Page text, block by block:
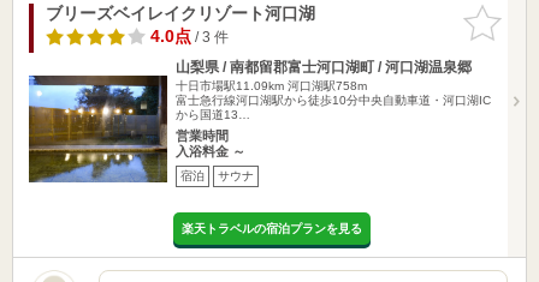
お気に入
りに追加
ブリーズベイレイクリゾート河口湖
4.0点/ 3 件
山梨県 / 南都留郡富士河口湖町 / 河口湖温泉郷
十日市場駅11.09km 河口湖駅758m
富士急行線河口湖駅から徒歩10分中央自動車道・河口湖IC
から国道13…
営業時間
入浴料金 ～
宿泊 サウナ
楽天トラベルの宿泊プランを見る